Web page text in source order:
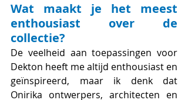
Wat maakt je het meest
enthousiast over de
collectie?
De veelheid aan toepassingen voor
Dekton heeft me altijd enthousiast en
geïnspireerd, maar ik denk dat
Onirika ontwerpers, architecten en